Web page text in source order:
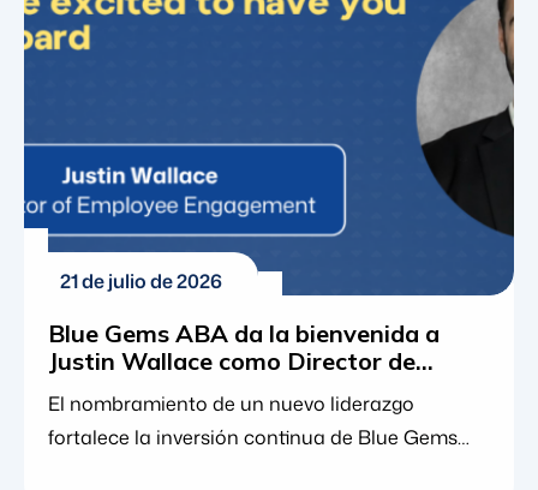
primera pregunta que sigue es una cuestión
21 de julio de 2026
Blue Gems ABA da la bienvenida a
Justin Wallace como Director de
Compromiso con el Empleado
El nombramiento de un nuevo liderazgo
fortalece la inversión continua de Blue Gems